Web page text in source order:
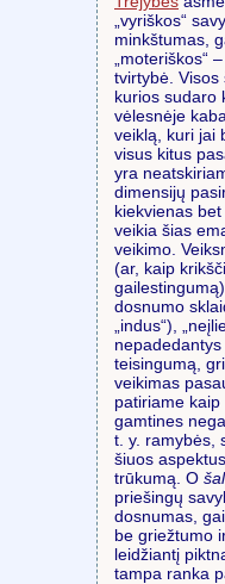
„vyriškos“
minkštumas,
„moteriškos“
tvirtybė. Visos
kurios sudaro
vėlesnėje
veiklą, kuri jai
visus kitus
yra
dimensijų
kiekvienas
veikia šias
veikimo.
(ar, kaip
dosnumo
„indus“),
teisingumą,
veikimas
patiriame
gamtines
t. y. ramybės,
šiuos
trūkumą. O
priešingų
dosnumas,
be griežtumo
leidžiantį
tampa ranka